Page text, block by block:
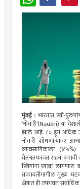
मुंबई : भारतात स्त्री-
‘नोकरी’(Naukri) या
झाले आहे. ८० हून अधिक
नोकरी शोधणाऱ्यांवर
व्यावसायिकाला
वेतनतफावत सहन करावी
स्त्रियांना घ्यावा
तफावतीमागील मुख्य
क्षेत्रात ही तफावत